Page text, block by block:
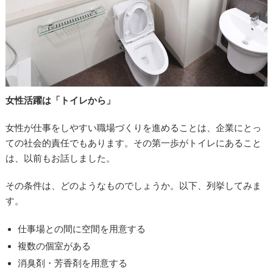
女性活躍は「トイレから」
女性が仕事をしやすい職場づくりを進めることは、企業にとっ
ての社会的責任でもあります。その第一歩がトイレにあること
は、以前もお話しました。
その条件は、どのようなものでしょうか。以下、列挙してみま
す。
仕事場との間に空間を用意する
複数の個室がある
消臭剤・芳香剤を用意する